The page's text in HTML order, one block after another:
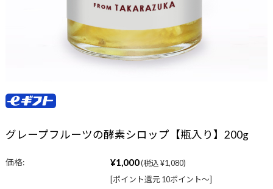
グレープフルーツの酵素シロップ【瓶入り】200g
価格: ¥1,000(税込 ¥1,080)
[ポイント還元 10ポイント〜]